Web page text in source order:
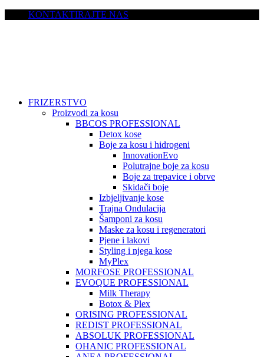
KONTAKTIRAJTE NAS
FRIZERSTVO
Proizvodi za kosu
BBCOS PROFESSIONAL
Detox kose
Boje za kosu i hidrogeni
InnovationEvo
Polutrajne boje za kosu
Boje za trepavice i obrve
Skidači boje
Izbjeljivanje kose
Trajna Ondulacija
Šamponi za kosu
Maske za kosu i regeneratori
Pjene i lakovi
Styling i njega kose
MyPlex
MORFOSE PROFESSIONAL
EVOQUE PROFESSIONAL
Milk Therapy
Botox & Plex
ORISING PROFESSIONAL
REDIST PROFESSIONAL
ABSOLUK PROFESSIONAL
OHANIC PROFESSIONAL